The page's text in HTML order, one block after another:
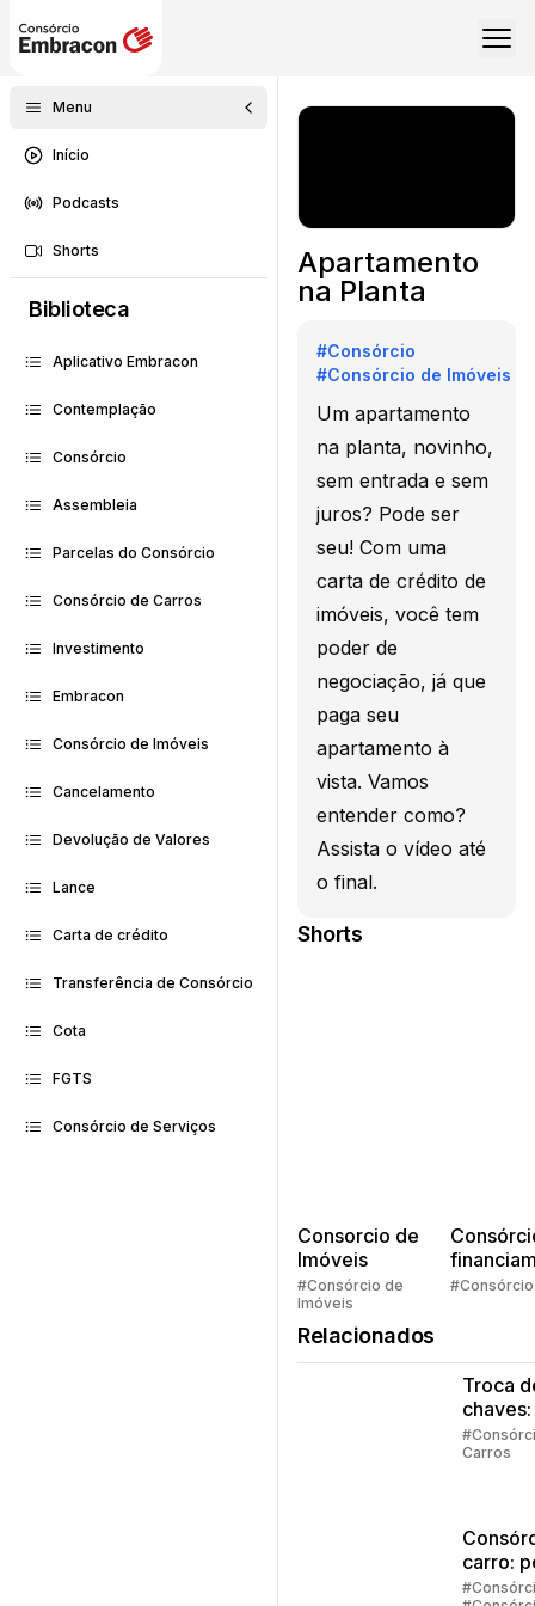
Menu
Início
Podcasts
Shorts
Biblioteca
Aplicativo Embracon
Contemplação
Consórcio
Assembleia
Parcelas do Consórcio
Consórcio de Carros
Investimento
Embracon
Consórcio de Imóveis
Cancelamento
Devolução de Valores
Lance
Carta de crédito
Transferência de Consórcio
Cota
FGTS
Consórcio de Serviços
Apartamento
na Planta
#Consórcio
#Consórcio de Imóveis
Um apartamento
na planta, novinho,
sem entrada e sem
juros? Pode ser
seu! Com uma
carta de crédito de
imóveis, você tem
poder de
negociação, já que
paga seu
apartamento à
vista. Vamos
entender como?
Assista o vídeo até
o final.
Shorts
Consorcio de
Imóveis
#Consórcio de
Imóveis
Quem
#Consórcio
Relacionados
Troca
regras
Carros
carro:
vale a